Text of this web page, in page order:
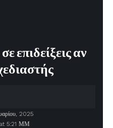
επιδείξεις αν
5:21 ΜΜ
2025